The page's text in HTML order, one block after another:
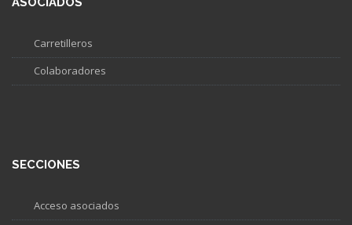
Carretilleros
Colaboradores
SECCIONES
Acceso asociados